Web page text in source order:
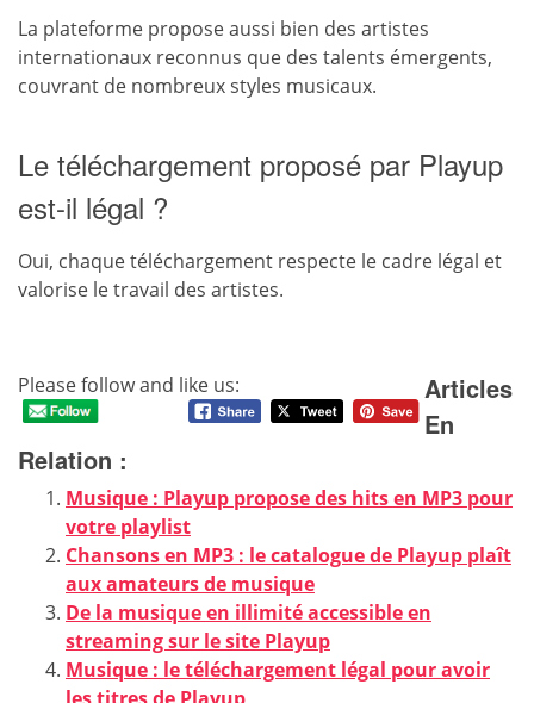
La plateforme propose aussi bien des artistes
internationaux reconnus que des talents émergents,
couvrant de nombreux styles musicaux.
Le téléchargement proposé par Playup
est-il légal ?
Oui, chaque téléchargement respecte le cadre légal et
valorise le travail des artistes.
Please follow and like us:
Articles
En
Relation :
Musique : Playup propose des hits en MP3 pour
votre playlist
Chansons en MP3 : le catalogue de Playup plaît
aux amateurs de musique
De la musique en illimité accessible en
streaming sur le site Playup
Musique : le téléchargement légal pour avoir